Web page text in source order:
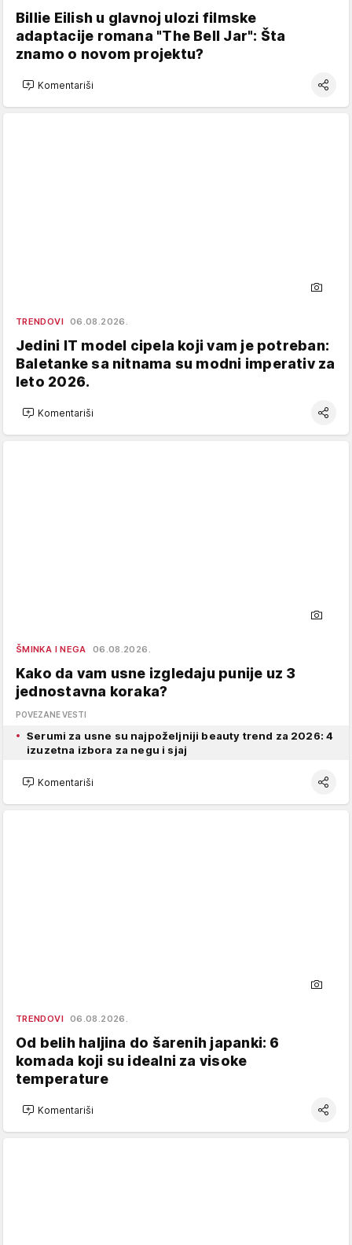
Billie Eilish u glavnoj ulozi filmske
adaptacije romana "The Bell Jar": Šta
znamo o novom projektu?
Komentariši
TRENDOVI 06.08.2026.
Jedini IT model cipela koji vam je potreban:
Baletanke sa nitnama su modni imperativ za
leto 2026.
Komentariši
ŠMINKA I NEGA 06.08.2026.
Kako da vam usne izgledaju punije uz 3
jednostavna koraka?
POVEZANE VESTI
Serumi za usne su najpoželjniji beauty trend za 2026: 4
izuzetna izbora za negu i sjaj
Komentariši
TRENDOVI 06.08.2026.
Od belih haljina do šarenih japanki: 6
komada koji su idealni za visoke
temperature
Komentariši